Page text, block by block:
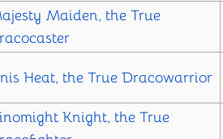
Maiden, the True
Heat, the True Dracowarrior
Knight, the True